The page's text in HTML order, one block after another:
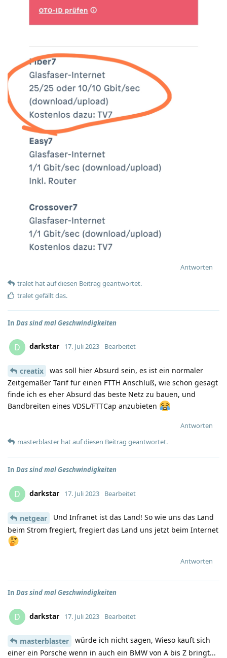
Antworten
tralet hatauf diesen Beitrag geantwortet.
traletgefällt das.
In Das sind mal Geschwindigkeiten
D darkstar 17. Juli 2023 Bearbeitet
creatix
was soll hier Absurd sein, es ist ein normaler
Zeitgemäßer Tarif für einen FTTH Anschluß, wie schon gesagt
finde ich es eher Absurd das beste Netz zu bauen, und
Bandbreiten eines VDSL/FTTCap anzubieten
Antworten
masterblaster hatauf diesen Beitrag geantwortet.
In Das sind mal Geschwindigkeiten
D darkstar 17. Juli 2023 Bearbeitet
netgear
Und Infranet ist das Land! So wie uns das Land
beim Strom fregiert, fregiert das Land uns jetzt beim Internet
Antworten
In Das sind mal Geschwindigkeiten
D darkstar 17. Juli 2023 Bearbeitet
masterblaster
würde ich nicht sagen, Wieso kauft sich
einer ein Porsche wenn in auch ein BMW von A bis Z bringt...